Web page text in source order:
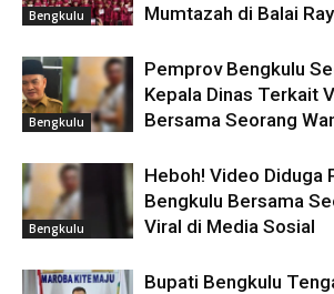
Bengkulu
Mumtazah di Balai
Bengkulu
Pemprov Bengkulu
Kepala Dinas Terkait
Bersama Seorang
Bengkulu
Heboh! Video Diduga
Bengkulu Bersama
Viral di Media Sosial
Bupati Bengkulu